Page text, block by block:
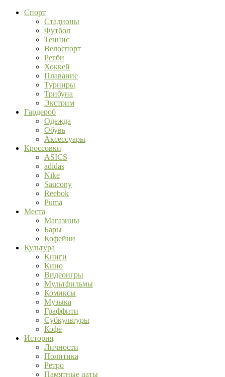
Спорт
Стадионы
Футбол
Теннис
Велоспорт
Регби
Хоккей
Плавание
Турниры
Трибуна
Экстрим
Гардероб
Одежда
Обувь
Аксессуары
Кроссовки
ASICS
adidas
Nike
Saucony
Reebok
Puma
Места
Магазины
Бары
Кофейни
Культура
Книги
Кино
Видеоигры
Мультфильмы
Комиксы
Музыка
Граффити
Субкультуры
Кофе
История
Личности
Политика
Ретро
Памятные даты